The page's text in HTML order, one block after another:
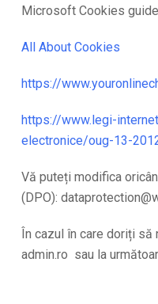
Microsoft Cookies guide
All About Cookies
https://
https://www.legi-
electronice/oug-13-
Vă puteți modifica
(DPO):
În cazul în care doriți
admin.ro sau la